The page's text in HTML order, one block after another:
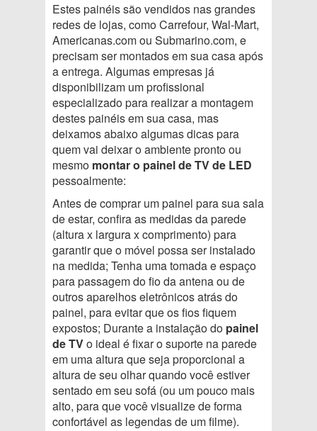
Estes painéis são vendidos nas grandes
redes de lojas, como Carrefour, Wal-Mart,
Americanas.com ou Submarino.com, e
precisam ser montados em sua casa após
a entrega. Algumas empresas já
disponibilizam um profissional
especializado para realizar a montagem
destes painéis em sua casa, mas
deixamos abaixo algumas dicas para
quem vai deixar o ambiente pronto ou
mesmo montar o painel de TV de LED
pessoalmente:
Antes de comprar um painel para sua sala
de estar, confira as medidas da parede
(altura x largura x comprimento) para
garantir que o móvel possa ser instalado
na medida; Tenha uma tomada e espaço
para passagem do fio da antena ou de
outros aparelhos eletrônicos atrás do
painel, para evitar que os fios fiquem
expostos; Durante a instalação do painel
de TVo ideal é fixar o suporte na parede
em uma altura que seja proporcional a
altura de seu olhar quando você estiver
sentado em seu sofá (ou um pouco mais
alto, para que você visualize de forma
confortável as legendas de um filme).